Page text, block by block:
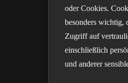
oder Cookies.
besonders wichtig,
Zugriff auf
einschließlich
und anderer